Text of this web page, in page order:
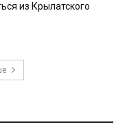
из Крылатского